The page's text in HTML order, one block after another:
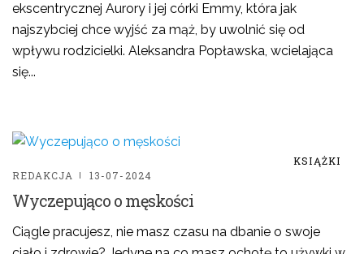
ekscentrycznej Aurory i jej córki Emmy, która jak
najszybciej chce wyjść za mąż, by uwolnić się od
wpływu rodzicielki. Aleksandra Popławska, wcielająca
się...
KSIĄŻKI
REDAKCJA
13-07-2024
Wyczepująco o męskości
Ciągle pracujesz, nie masz czasu na dbanie o swoje